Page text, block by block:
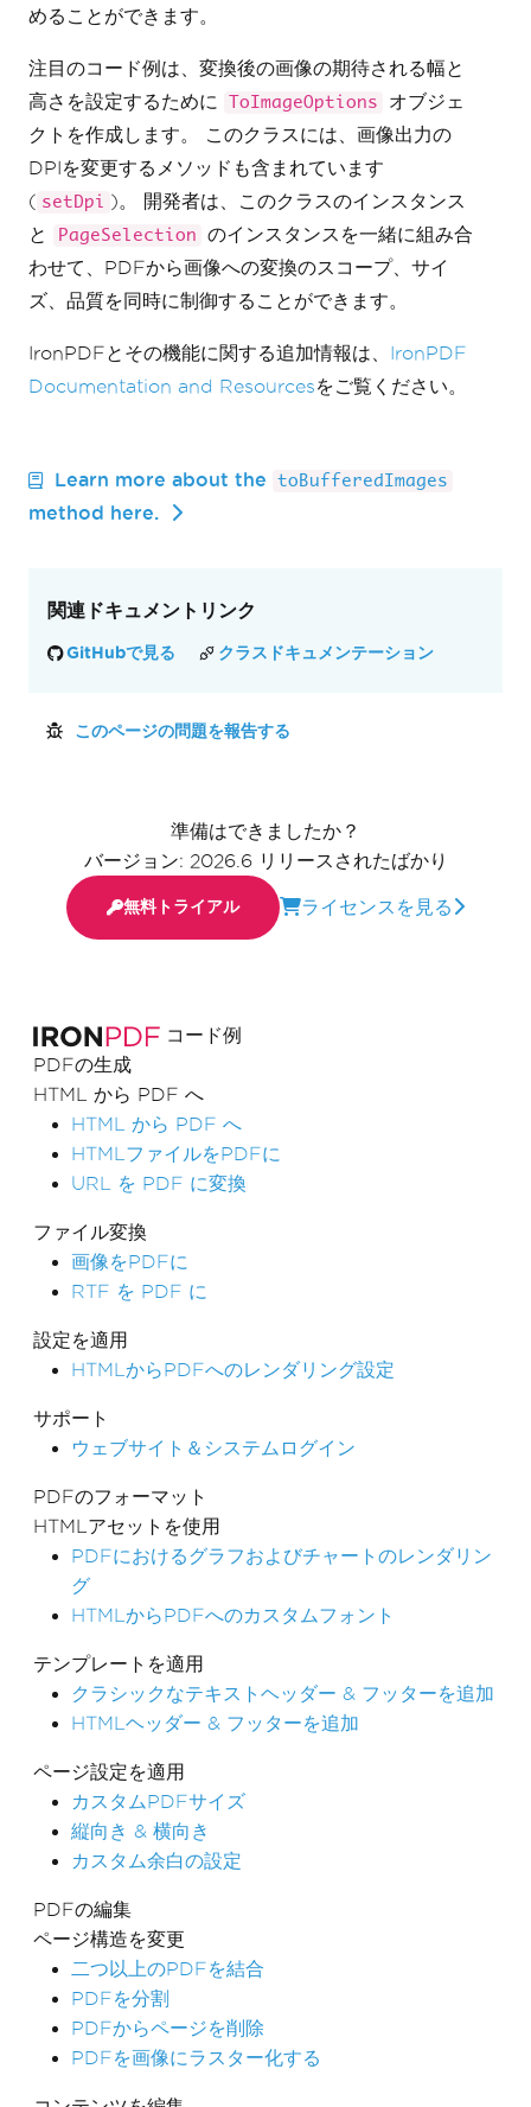
コード例
PDFの生成
HTML から PDF へ
HTML から PDF へ
HTMLファイルをPDFに
URL を PDF に変換
ファイル変換
画像をPDFに
RTF を PDF に
設定を適用
HTMLからPDFへのレンダリング設定
サポート
ウェブサイト＆システムログイン
PDFのフォーマット
HTMLアセットを使用
PDFにおけるグラフおよびチャートのレンダリン
グ
HTMLからPDFへのカスタムフォント
テンプレートを適用
クラシックなテキストヘッダー & フッターを追加
HTMLヘッダー & フッターを追加
ページ設定を適用
カスタムPDFサイズ
縦向き & 横向き
カスタム余白の設定
PDFの編集
ページ構造を変更
二つ以上のPDFを結合
PDFを分割
PDFからページを削除
PDFを画像にラスター化する
めることができます。
注目のコード例は、変換後の画像の期待される幅と
高さを設定するために
ToImageOptions
オブジェ
クトを作成します。 このクラスには、画像出力の
DPIを変更するメソッドも含まれています
( setDpi )。 開発者は、このクラスのインスタンス
と
PageSelection
のインスタンスを一緒に組み合
わせて、PDFから画像への変換のスコープ、サイ
ズ、品質を同時に制御することができます。
IronPDFとその機能に関する追加情報は、 IronPDF
Documentation and Resourcesをご覧ください。
Learn more about the toBufferedImages
method here.
関連ドキュメントリンク
GitHubで見る クラスドキュメンテーション
このページの問題を報告する
準備はできましたか？
バージョン: 2026.6 リリースされたばかり
無料トライアル ライセンスを見る